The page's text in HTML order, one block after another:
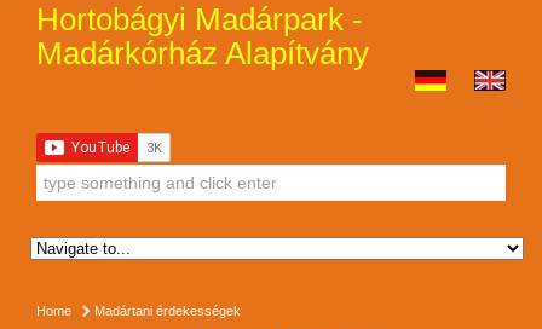
Hortobágyi Madárpark -
Madárkórház Alapítvány
Home
Madártani érdekességek